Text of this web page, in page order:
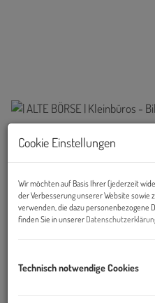
Beschreibung
Objekt und Lage:
Das markante Gebäude der
prominent und auffällig
Zentrum von Wien. Er ist in 9
Cookie Einstellungen
Wir möchten auf Basis Ihrer (jederzeit
der Verbesserung unserer Website sowie
verwenden, die dazu personenbezogene
finden Sie in unserer
Technisch notwendige Cookies